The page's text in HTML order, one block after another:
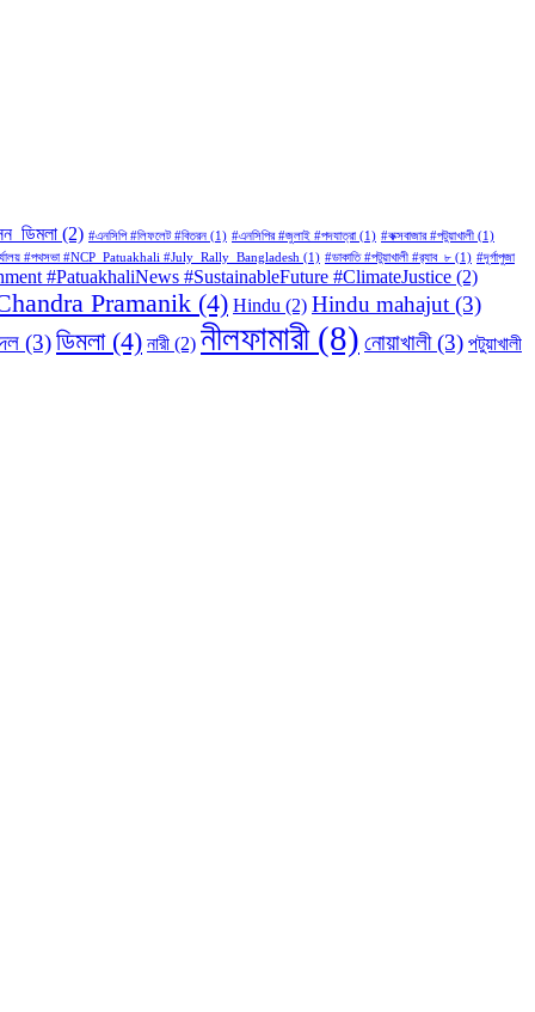
(2) #এনসিপি #লিফলেট #বিতরন (1) #এনসিপির #জুলাই #পদযাত্রা (1) #কক্সবাজার #পটুয়াখালী (1)
#পথসভা #NCP_Patuakhali #July_Rally_Bangladesh (1) #ডাকাতি #পটুয়াখালী #র‍্যাব_৮ (1) #দূর্গাপুজা
#PatuakhaliNews #SustainableFuture #ClimateJustice (2)
Pramanik (4) Hindu (2) Hindu mahajut (3)
(3)ডিমলা(4) নারী (2) নীলফামারী(8) নোয়াখালী(3) পটুয়াখালী